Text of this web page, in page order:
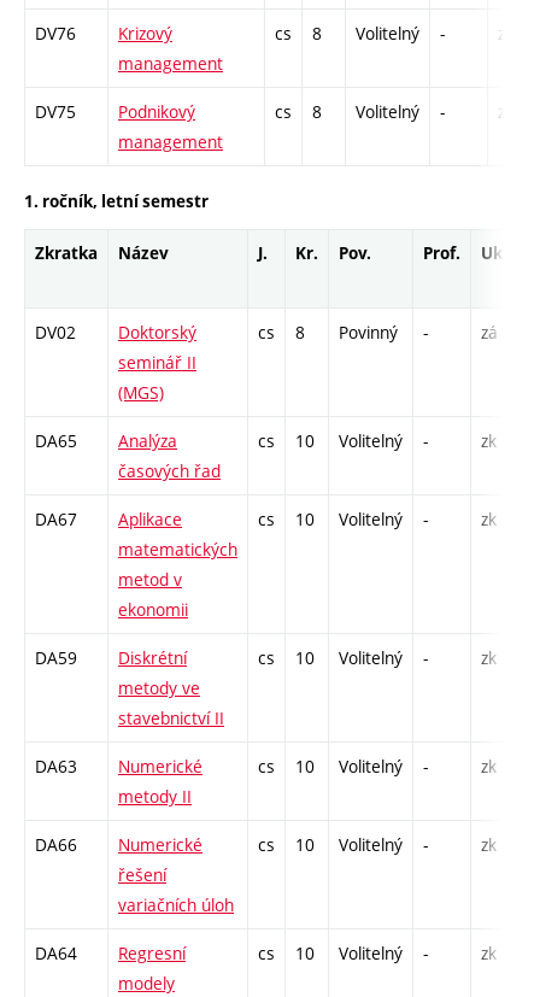
DV76
Krizový
management
cs 8 Volitelný - zk
DV75
Podnikový
management
cs 8 Volitelný - zk
1. ročník, letní semestr
Zkratka Název J. Kr. Pov. Prof. Uk.
DV02
Doktorský
seminář II
(MGS)
cs 8 Povinný - zá
DA65
Analýza
časových řad
cs 10 Volitelný - zk
DA67
Aplikace
matematických
metod v
ekonomii
cs 10 Volitelný - zk
DA59
Diskrétní
metody ve
stavebnictví II
cs 10 Volitelný - zk
DA63
Numerické
metody II
cs 10 Volitelný - zk
DA66
Numerické
řešení
variačních úloh
cs 10 Volitelný - zk
DA64
Regresní
modely
cs 10 Volitelný - zk